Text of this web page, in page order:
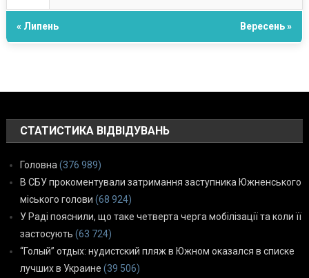
« Липень Вересень »
СТАТИСТИКА ВІДВІДУВАНЬ
Головна (376 989)
В СБУ прокоментували затримання заступника Южненського
міського голови (68 924)
У Раді пояснили, що таке четверта черга мобілізації та коли її
застосують (63 724)
“Голый” отдых: нудистский пляж в Южном оказался в списке
лучших в Украине (39 506)